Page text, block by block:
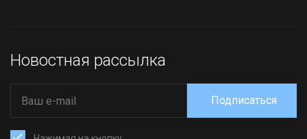
Новостная рассылка
Подписаться